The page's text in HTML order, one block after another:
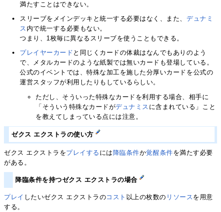
満たすことはできない。
スリーブをメインデッキと統一する必要はなく、また、デュナミ
ス 内で統一する必要もない。
つまり、1枚毎に異なるスリーブを使うこともできる。
プレイヤーカード と同じくカードの体裁はなんでもありのよう
で、メタルカードのような紙製では無いカードも登場している。
公式のイベントでは、特殊な加工を施した分厚いカードを公式の
運営スタッフが利用したりもしているらしい。
ただし、そういった特殊なカードを利用する場合、相手に
「そういう特殊なカードがデュナミス に含まれている」こと
を教えてしまっている点には注意。
ゼクス エクストラの使い方
ゼクス エクストラをプレイする には 降臨条件か覚醒条件を満たす必要
がある。
降臨条件を持つゼクス エクストラの場合
プレイ したいゼクス エクストラのコスト 以上の枚数の リソース を用意
する。